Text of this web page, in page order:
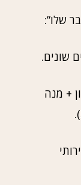
שלו”:
+ מנה